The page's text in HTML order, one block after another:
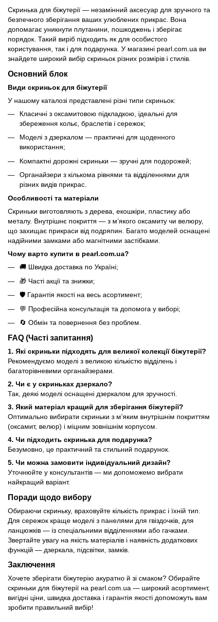
Скринька для біжутерії — незамінний аксесуар для зручного та
безпечного зберігання ваших улюблених прикрас. Вона
допомагає уникнути плутанини, пошкоджень і зберігає
порядок. Такий виріб підходить як для особистого
користування, так і для подарунка. У магазині pearl.com.ua ви
знайдете широкий вибір скриньок різних розмірів і стилів.
Основний блок
Види скриньок для біжутерії
У нашому каталозі представлені різні типи скриньок:
Класичні з оксамитовою підкладкою, ідеальні для
збереження кольє, браслетів і сережок;
Моделі з дзеркалом — практичні для щоденного
використання;
Компактні дорожні скриньки — зручні для подорожей;
Органайзери з кількома рівнями та відділеннями для
різних видів прикрас.
Особливості та матеріали
Скриньки виготовляють з дерева, екошкіри, пластику або
металу. Внутрішнє покриття — з м’якого оксамиту чи велюру,
що захищає прикраси від подряпин. Багато моделей оснащені
надійними замками або магнітними застібками.
Чому варто купити в pearl.com.ua?
🚚 Швидка доставка по Україні;
🎁 Часті акції та знижки;
🛡 Гарантія якості на весь асортимент;
💬 Професійна консультація та допомога у виборі;
🔄 Обмін та повернення без проблем.
FAQ (Часті запитання)
1. Які скриньки підходять для великої колекції біжутерії?
Рекомендуємо моделі з великою кількістю відділень і
багаторівневими органайзерами.
2. Чи є у скриньках дзеркало?
Так, деякі моделі оснащені дзеркалом для зручності.
3. Який матеріал кращий для зберігання біжутерії?
Оптимально вибирати скриньки з м’яким внутрішнім покриттям
(оксамит, велюр) і міцним зовнішнім корпусом.
4. Чи підходить скринька для подарунка?
Безумовно, це практичний та стильний подарунок.
5. Чи можна замовити індивідуальний дизайн?
Уточнюйте у консультантів — ми допоможемо вибрати
найкращий варіант.
Поради щодо вибору
Обираючи скриньку, враховуйте кількість прикрас і їхній тип.
Для сережок краще моделі з панелями для гвіздочків, для
ланцюжків — із спеціальними відділеннями або гачками.
Звертайте увагу на якість матеріалів і наявність додаткових
функцій — дзеркала, підсвітки, замків.
Заключення
Хочете зберігати біжутерію акуратно й зі смаком? Обирайте
скриньки для біжутерії на pearl.com.ua — широкий асортимент,
вигідні ціни, швидка доставка і гарантія якості допоможуть вам
зробити правильний вибір!